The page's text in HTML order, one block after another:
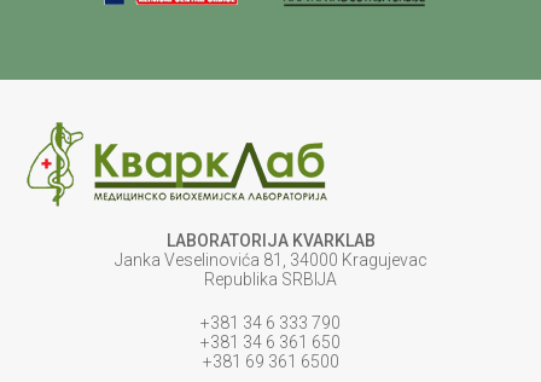
LABORATORIJA KVARKLAB
Janka Veselinovića 81, 34000 Kragujevac
Republika SRBIJA
+381 34 6 333 790
+381 34 6 361 650
+381 69 361 6500